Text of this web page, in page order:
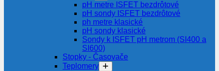
pH metre ISFET bezdrôtové
pH sondy ISFET bezdrôtové
ph metre klasické
pH sondy klasické
Sondy k ISFET pH metrom (SI400 a
SI600)
Stopky - Časovače
Teplomery